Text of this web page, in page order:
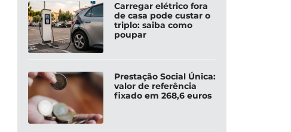
Carregar elétrico fora
de casa pode custar o
triplo: saiba como
poupar
Prestação Social Única:
valor de referência
fixado em 268,6 euros